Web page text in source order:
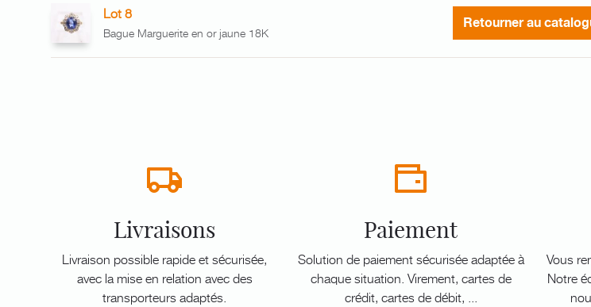
Lot 8
Bague Marguerite en or jaune 18K Retourner au
Livraisons
Livraison possible rapide et sécurisée,
avec la mise en relation avec des
transporteurs adaptés.
Paiement
Solution de paiement sécurisée adaptée à
chaque situation. Virement, cartes de
crédit, cartes de débit, ...
Vous
Notre